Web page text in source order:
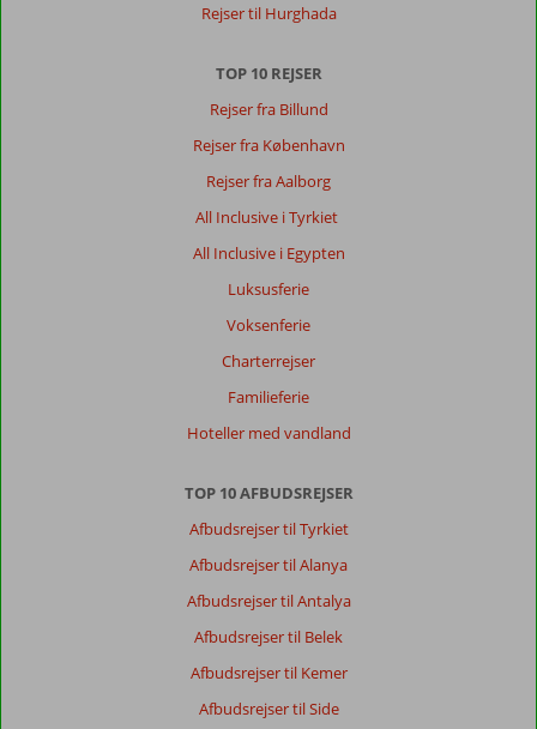
Rejser til Hurghada
TOP 10 REJSER
Rejser fra Billund
Rejser fra København
Rejser fra Aalborg
All Inclusive i Tyrkiet
All Inclusive i Egypten
Luksusferie
Voksenferie
Charterrejser
Familieferie
Hoteller med vandland
TOP 10 AFBUDSREJSER
Afbudsrejser til Tyrkiet
Afbudsrejser til Alanya
Afbudsrejser til Antalya
Afbudsrejser til Belek
Afbudsrejser til Kemer
Afbudsrejser til Side